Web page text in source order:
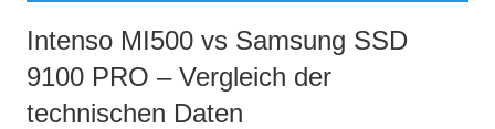
Intenso MI500 vs Samsung SSD
9100 PRO – Vergleich der
technischen Daten